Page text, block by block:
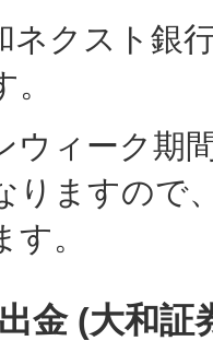
ネクスト銀
ウィーク期
りますので
。
金 (大和